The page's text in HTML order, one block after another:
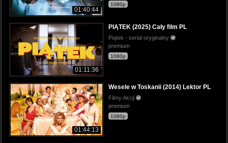
01:40:44
1080p
01:11:36
PIĄTEK (2025) Cały film PL
Piątek - serial oryginalny
premium
1080p
01:44:13
Wesele w Toskanii (2014) Lektor PL
Filmy Akcji
premium
1080p